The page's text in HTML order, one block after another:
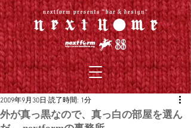
外が真っ黒なので、真っ白の部屋を選ん
2009年9月30日 読了時間: 1分